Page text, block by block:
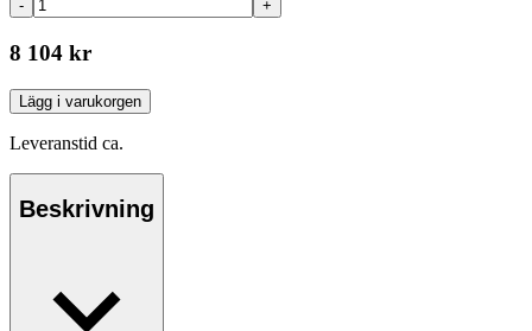
- +
8 104 kr
Lägg i varukorgen
Leveranstid ca.
Beskrivning